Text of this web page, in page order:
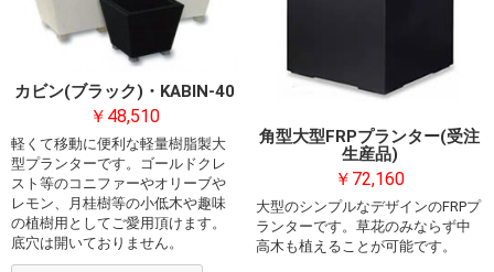
カビン(ブラック)・KABIN-40
￥48,510
軽くて移動に便利な軽量樹脂製大
型プランターです。ゴールドクレ
スト等のコニファーやオリーブや
レモン、月桂樹等の小低木や趣味
の植樹用としてご愛用頂けます。
底穴は開いておりません。
角型大型FRPプランター(受注
生産品)
￥72,160
大型のシンプルなデザインのFRPプ
ランターです。草花のみならず中
高木も植えることが可能です。